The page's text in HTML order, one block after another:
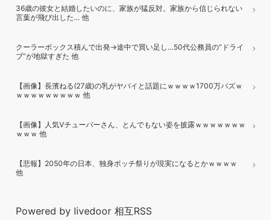
36歳の彼女と結婚したいのに、家族が猛反対。家族から信じられない
言葉が飛び出した… 他
クーラーボックス積んで出発→途中で買い足し…50代公務員の“ドライ
ブ”が地獄すぎた 他
【画像】長濱ねる(27歳)の乳がヤバイと話題にｗｗｗｗ1700万バズｗ
ｗｗｗｗｗｗｗｗｗ 他
【画像】人気Vチューバーさん、とんでもない姿を披露ｗｗｗｗｗｗｗ
ｗｗｗ 他
【悲報】2050年の日本、独身ボッチ祭りが現実になるとかｗｗｗｗ
他
Powered by livedoor 相互RSS